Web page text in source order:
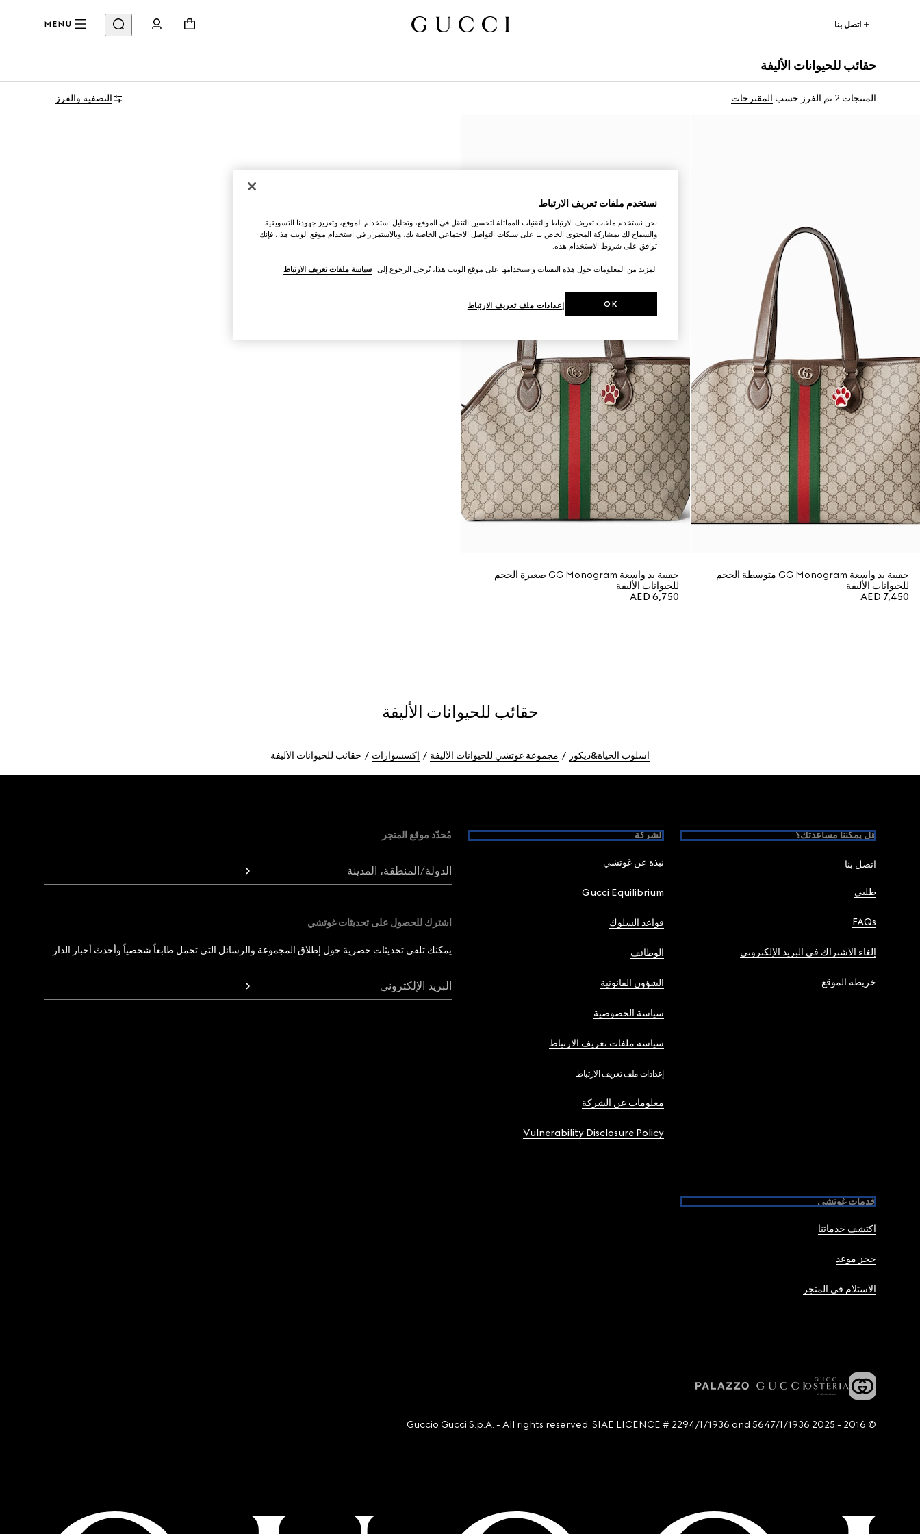
اتصل بنا MENU
حقائب للحيوانات الأليفة
المنتجات 2 تم الفرز حسب المقترحات التصفية والفرز
حقيبة يد واسعة GG Monogram متوسطة الحجم
للحيوانات الأليفة
AED 7,450
حقيبة يد واسعة GG Monogram صغيرة الحجم
للحيوانات الأليفة
AED 6,750
حقائب للحيوانات الأليفة
أسلوب الحياة&ديكور مجموعة غوتشي للحيوانات الأليفة إكسسوارات حقائب للحيوانات الأليفة
هل يمكننا مساعدتك؟
اتصل بنا
طلبي
FAQs
إلغاء الاشتراك في البريد الإلكتروني
خريطة الموقع
الشركة
نبذة عن غوتشي
Gucci Equilibrium
قواعد السلوك
الوظائف
الشؤون القانونية
سياسة الخصوصية
سياسة ملفات تعريف الارتباط
إعدادات ملف تعريف الارتباط
معلومات عن الشركة
Vulnerability Disclosure Policy
خدمات غوتشي
اكتشف خدماتنا
حجز موعد
الاستلام في المتجر
مُحدّد موقع المتجر
الدولة/المنطقة، المدينة
اشترك للحصول على تحديثات غوتشي
يمكنك تلقي تحديثات حصرية حول إطلاق المجموعة والرسائل التي تحمل طابعاً شخصياً وأحدث أخبار الدار.
البريد الإلكتروني
© 2016 - 2025 Guccio Gucci S.p.A. - All rights reserved. SIAE LICENCE # 2294/I/1936 and 5647/I/1936
نستخدم ملفات تعريف الارتباط
نحن نستخدم ملفات تعريف الارتباط والتقنيات المماثلة لتحسين التنقل في الموقع، وتحليل استخدام الموقع، وتعزيز جهودنا التسويقية
والسماح لك بمشاركة المحتوى الخاص بنا على شبكات التواصل الاجتماعي الخاصة بك. وبالاستمرار في استخدام موقع الويب هذا، فإنك
توافق على شروط الاستخدام هذه.
.لمزيد من المعلومات حول هذه التقنيات واستخدامها على موقع الويب هذا، يُرجى الرجوع إلى سياسة ملفات تعريف الارتباط
إعدادات ملف تعريف الارتباط OK